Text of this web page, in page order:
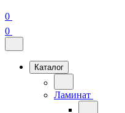
0
0
Каталог
Ламинат